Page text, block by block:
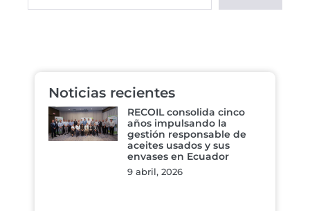
Noticias recientes
RECOIL consolida cinco
años impulsando la
gestión responsable de
aceites usados y sus
envases en Ecuador
9 abril, 2026